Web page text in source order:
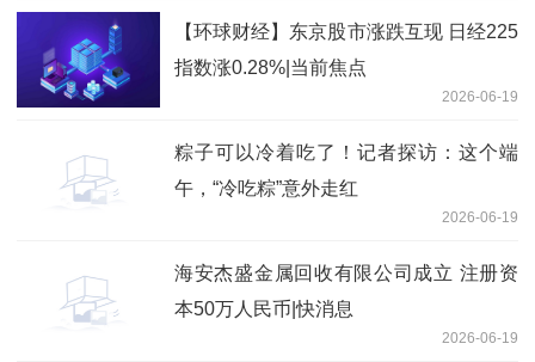
【环球财经】东京股市涨跌互现 日经225
指数涨0.28%|当前焦点
2026-06-19
粽子可以冷着吃了！记者探访：这个端
午，“冷吃粽”意外走红
2026-06-19
海安杰盛金属回收有限公司成立 注册资
本50万人民币|快消息
2026-06-19